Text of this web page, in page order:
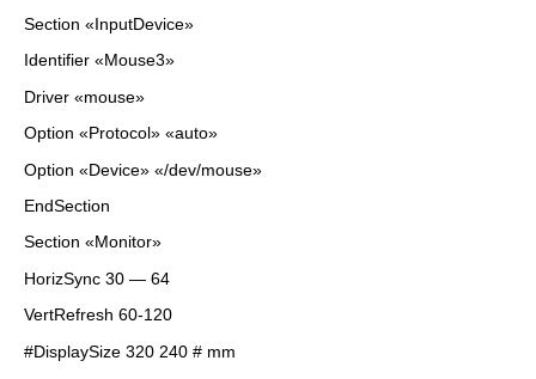
Section «InputDevice»
Identifier «Mouse3»
Driver «mouse»
Option «Protocol» «auto»
Option «Device» «/dev/mouse»
EndSection
Section «Monitor»
HorizSync 30 — 64
VertRefresh 60-120
#DisplaySize 320 240 # mm